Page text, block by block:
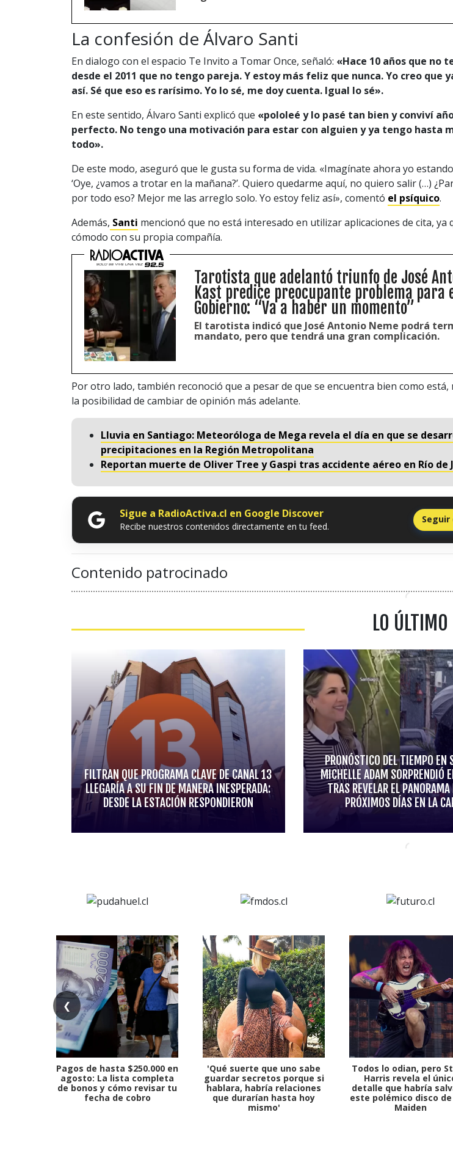
La confesión de Álvaro Santi
En dialogo con el espacio Te Invito a Tomar Once, señaló: «Hace 10 años que no
desde el 2011 que no tengo pareja. Y estoy más feliz que nunca. Yo creo que
así. Sé que eso es rarísimo. Yo lo sé, me doy cuenta. Igual lo sé».
En este sentido, Álvaro Santi explicó que «pololeé y lo pasé tan bien y conviví
perfecto. No tengo una motivación para estar con alguien y ya tengo hasta
todo».
De este modo, aseguró que le gusta su forma de vida. «Imagínate ahora yo
‘Oye, ¿vamos a trotar en la mañana?’. Quiero quedarme aquí, no quiero salir (…)
por todo eso? Mejor me las arreglo solo. Yo estoy feliz así», comentó el psíquico.
Además, Santi mencionó que no está interesado en utilizar aplicaciones de cita, ya
cómodo con su propia compañía.
Tarotista que adelantó triunfo de José
Kast predice preocupante problema para
Gobierno: “Va a haber un momento”
El tarotista indicó que José Antonio Neme podrá
mandato, pero que tendrá una gran complicación.
Por otro lado, también reconoció que a pesar de que se encuentra bien como está,
la posibilidad de cambiar de opinión más adelante.
Lluvia en Santiago: Meteoróloga de Mega revela el día en que se
precipitaciones en la Región Metropolitana
Reportan muerte de Oliver Tree y Gaspi tras accidente aéreo en Río de
Sigue a RadioActiva.cl en Google Discover
Recibe nuestros contenidos directamente en tu feed.
Seguir
Contenido patrocinado
LO ÚLTIMO
FILTRAN QUE PROGRAMA CLAVE DE CANAL 13
LLEGARÍA A SU FIN DE MANERA INESPERADA:
DESDE LA ESTACIÓN RESPONDIERON
PRONÓSTICO DEL TIEMPO EN
MICHELLE ADAM SORPRENDIÓ
TRAS REVELAR EL
PRÓXIMOS DÍAS EN LA
❮
Pagos de hasta $250.000 en
agosto: La lista completa
de bonos y cómo revisar tu
fecha de cobro
'Qué suerte que uno sabe
guardar secretos porque si
hablara, habría relaciones
que durarían hasta hoy
mismo'
Todos lo odian, pero
Harris revela el
detalle que habría
este polémico disco
Maiden